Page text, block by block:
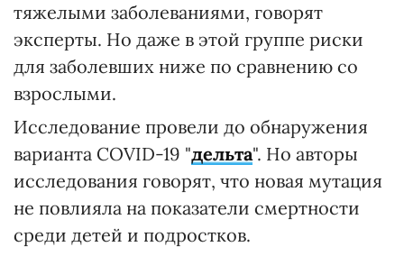
тяжелыми заболеваниями, говорят
эксперты. Но даже в этой группе риски
для заболевших ниже по сравнению со
взрослыми.
Исследование провели до обнаружения
варианта COVID-19 "дельта". Но авторы
исследования говорят, что новая мутация
не повлияла на показатели смертности
среди детей и подростков.